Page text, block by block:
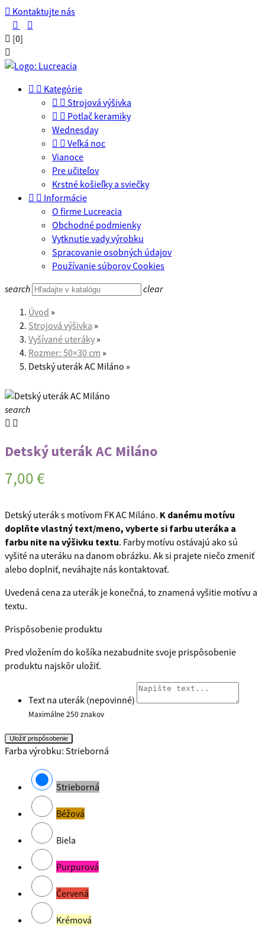
 Kontaktujte nás


 [0]

  Kategórie
  Strojová výšivka
  Potlač keramiky
Wednesday
  Veľká noc
Vianoce
Pre učiteľov
Krstné košieľky a sviečky
  Informácie
O firme Lucreacia
Obchodné podmienky
Vytknutie vady výrobku
Spracovanie osobných údajov
Používanie súborov Cookies
search
clear
Úvod
Strojová výšivka
Vyšívané uteráky
Rozmer: 50×30 cm
Detský uterák AC Miláno
search
 
Detský uterák AC Miláno
7,00 €
Detský uterák s motívom FK AC Miláno. K danému motívu
doplňte vlastný text/meno, vyberte si farbu uteráka a
farbu nite na výšivku textu. Farby motívu ostávajú ako sú
vyšité na uteráku na danom obrázku. Ak si prajete niečo zmeniť
alebo doplniť, neváhajte nás kontaktovať.
Uvedená cena za uterák je konečná, to znamená vyšitie motívu a
textu.
Prispôsobenie produktu
Pred vložením do košíka nezabudnite svoje prispôsobenie
produktu najskôr uložiť.
Text na uterák (nepovinné)
Maximálne 250 znakov
Uložiť prispôsobenie
Farba výrobku: Strieborná
Strieborná
Béžová
Biela
Purpurová
Červená
Krémová